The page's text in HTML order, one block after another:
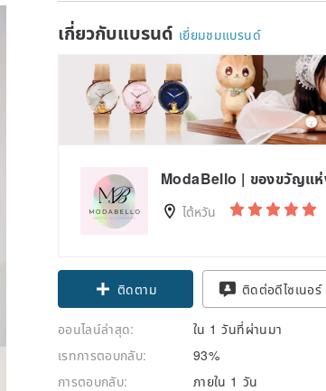
เกี่ยวกับแบรนด์ เยี่ยมชมแบรนด์
ModaBello | ของขวัญแห่
ไต้หวัน
Claim coupon
ติดตาม
ติดต่อดีไซเนอร์
ออนไลน์ล่าสุด:
ใน 1 วันที่ผ่านมา
เรทการตอบกลับ:
93%
การตอบกลับ:
ภายใน 1 วัน